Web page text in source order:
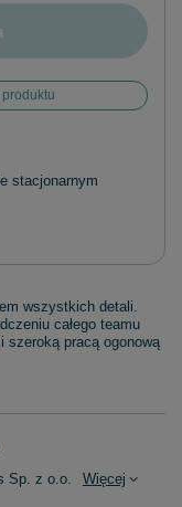
stacjonarnym
wszystkich detali.
całego teamu
szeroką pracą ogonową
Sp. z o.o. Więcej